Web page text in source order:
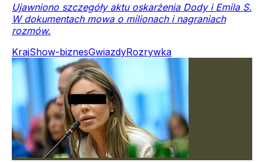
Ujawniono szczegóły aktu oskarżenia Dody i Emila S.
W dokumentach mowa o milionach i nagraniach
rozmów.
KrajShow-biznesGwiazdyRozrywka